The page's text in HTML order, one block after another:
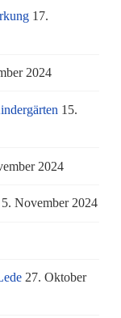
17.
2024
15.
2024
5. November 2024
27. Oktober